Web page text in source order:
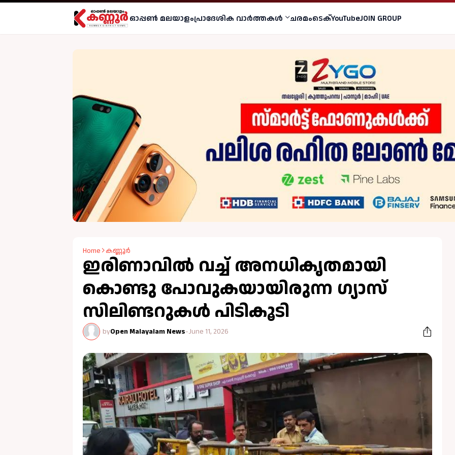
ഓപ്പണ്‍ മലയാളംപ്രാദേശിക വാര്‍ത്തകള്‍ ചരമംടെക്YouTubeJOIN GROUP
Home കണ്ണൂർ
ഇരിണാവിൽ വച്ച് അനധികൃതമായി
കൊണ്ടു പോവുകയായിരുന്ന ഗ്യാസ്
സിലിണ്ടറുകള്‍ പിടികൂടി
byOpen Malayalam News-June 11, 2026